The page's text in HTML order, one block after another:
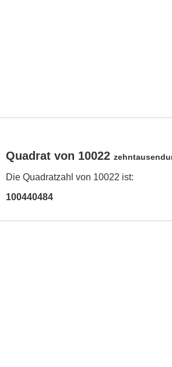
Quadrat von 10022
Die Quadratzahl von 10022 ist:
100440484